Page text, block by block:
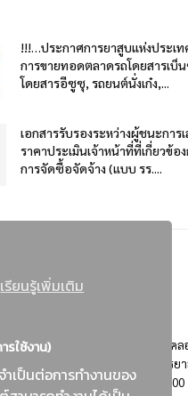
เรียนรู้เพิ่มเติม
รใช้งาน)
เป็นต่อการทำงานของ
!!!…ประกาศการยาสูบแห่งประเท
การขายทอดตลาดรถโดยสารเบ็
โดยสารอีซูซุ, รถยนต์นั่งเก๋ง,...
เอกสารรับรองระหว่างผู้ชนะการ
ราคาประเมินเจ้าหน้าที่ที่เกี่ยวข้อ
การจัดซื้อจัดจ้าง (แบบ รร....
นนพระรามที่ 4 แขวงคลองเตย เขตคล
นคร 10110 ติดต่อประชาสัมพันธ์ การย
ทศไทย Call center โทร. 0-2229-1000